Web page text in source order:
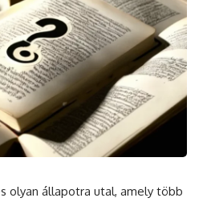
olyan állapotra utal, amely több